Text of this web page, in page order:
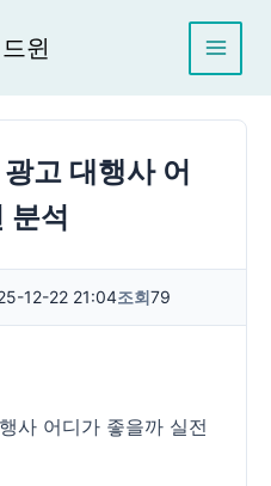
윈
고 대행사 어
분석
12-22 21:04조회79
사 어디가 좋을까 실전